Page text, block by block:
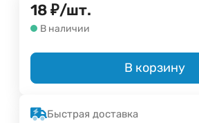
18 ₽/шт.
В наличии
В корзину
Быстрая доставка